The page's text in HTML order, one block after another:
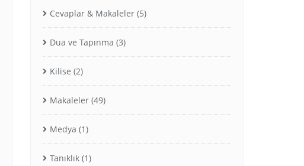
Cevaplar & Makaleler (5)
Dua ve Tapınma (3)
Kilise (2)
Makaleler (49)
Medya (1)
Tanıklık (1)